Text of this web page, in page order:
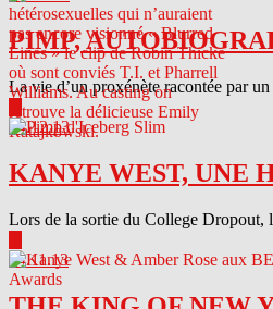
PIMP,
La vie d’un proxénète racontée par
04.12.13
KANYE WEST, UNE
Lors de la sortie du College
04.11.13